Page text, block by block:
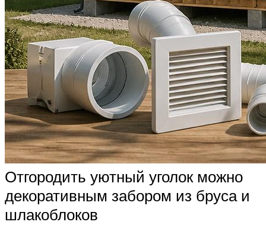
Отгородить уютный уголок можно
декоративным забором из бруса и
шлакоблоков